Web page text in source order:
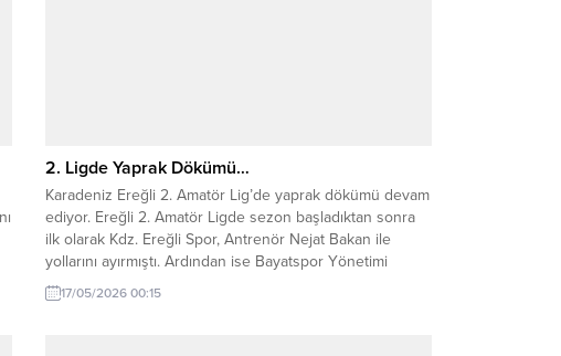
2. Ligde Yaprak Dökümü…
Karadeniz Ereğli 2. Amatör Lig’de yaprak dökümü devam
ediyor. Ereğli 2. Amatör Ligde sezon başladıktan sonra
ilk olarak Kdz. Ereğli Spor, Antrenör Nejat Bakan ile
yollarını ayırmıştı. Ardından ise Bayatspor Yönetimi
Antrenör Görkem Özmen ile yollarını ayırma kararı aldı.
Sezon tamamlanmadan yaprak dökümüne bir yenisi
17/05/2026 00:15